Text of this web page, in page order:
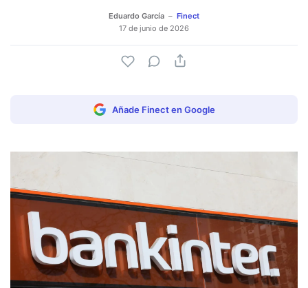
Eduardo García
Finect
17 de junio de 2026
Añade Finect en Google